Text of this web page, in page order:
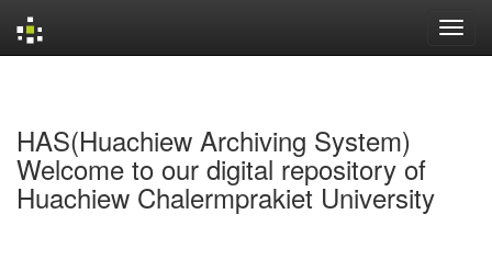
HAS(Huachiew Archiving System)
Welcome to our digital repository of
Huachiew Chalermprakiet University